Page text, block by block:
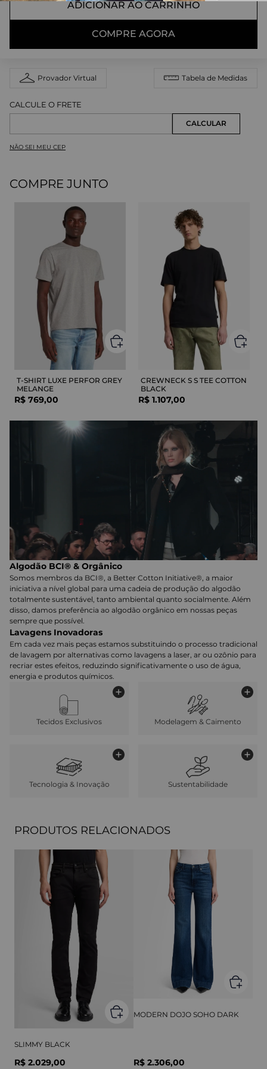
ADICIONAR AO CARRINHO
COMPRE AGORA
Provador Virtual Tabela de Medidas
NÃO SEI MEU CEP
COMPRE JUNTO
T-SHIRT LUXE PERFOR GREY
MELANGE
R$ 769,00
CREWNECK S S TEE COTTON
BLACK
R$ 1.107,00
Algodão BCI® & Orgânico
Somos membros da BCI®, a Better Cotton Initiative®, a maior
iniciativa a nível global para uma cadeia de produção do algodão
totalmente sustentável, tanto ambiental quanto socialmente. Além
disso, damos preferência ao algodão orgânico em nossas peças
sempre que possível.
Lavagens Inovadoras
Em cada vez mais peças estamos substituindo o processo tradicional
de lavagem por alternativas como lavagens a laser, ar ou ozônio para
recriar estes efeitos, reduzindo significativamente o uso de água,
energia e produtos químicos.
Tecidos Exclusivos Modelagem & Caimento
Tecnologia & Inovação Sustentabilidade
PRODUTOS RELACIONADOS
SLIMMY BLACK
R$ 2.029,00
MODERN DOJO SOHO DARK
R$ 2.306,00